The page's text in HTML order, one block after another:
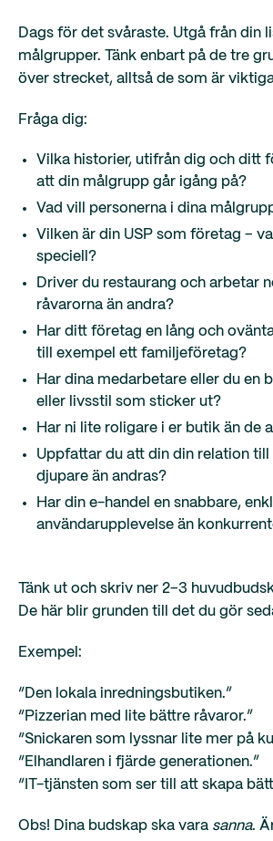
Dags för det svåraste. Utgå från din
målgrupper. Tänk enbart på de tre
över strecket, alltså de som är
Fråga dig:
Vilka historier, utifrån dig och ditt
att din målgrupp går igång på?
Vad vill personerna i dina
Vilken är din USP som företag –
speciell?
Driver du restaurang och arbetar
råvarorna än andra?
Har ditt företag en lång och
till exempel ett familjeföretag?
Har dina medarbetare eller du en
eller livsstil som sticker ut?
Har ni lite roligare i er butik än de
Uppfattar du att din din relation till
djupare än andras?
Har din e-handel en snabbare,
användarupplevelse än
Tänk ut och skriv ner 2–3
De här blir grunden till det du gör
Exempel:
“Den lokala inredningsbutiken.”
“Pizzerian med lite bättre råvaror.”
“Snickaren som lyssnar lite mer på
“Elhandlaren i fjärde generationen.”
“IT-tjänsten som ser till att skapa
Obs! Dina budskap ska vara sanna.